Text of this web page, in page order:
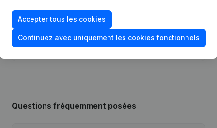
09-04-2024 Modification(s) Statuts
Demissions - Nominations -
Modification Forme Juridique(NL)
Questions fréquemment posées
Accepter tous les cookies
Continuez avec uniquement les cookies fonctionnels